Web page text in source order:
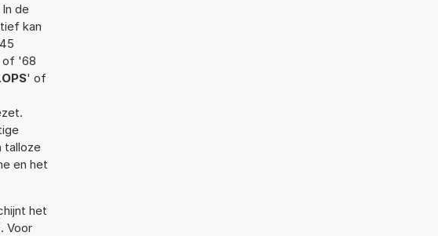
de
kan
of '68
' of
talloze
en het
het
. Voor